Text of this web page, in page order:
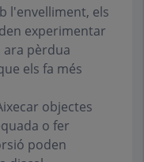
l'envelliment, els
experimentar
ara pèrdua
els fa més
objectes
o fer
poden